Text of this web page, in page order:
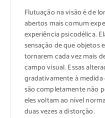
Flutuação na visão é de
abertos mais comum
experiência psicodélica.
sensação de que objetos
tornarem cada vez mais
campo visual. Essas
gradativamente à
são completamente não
eles voltam ao nível
duas vezes a distorção.